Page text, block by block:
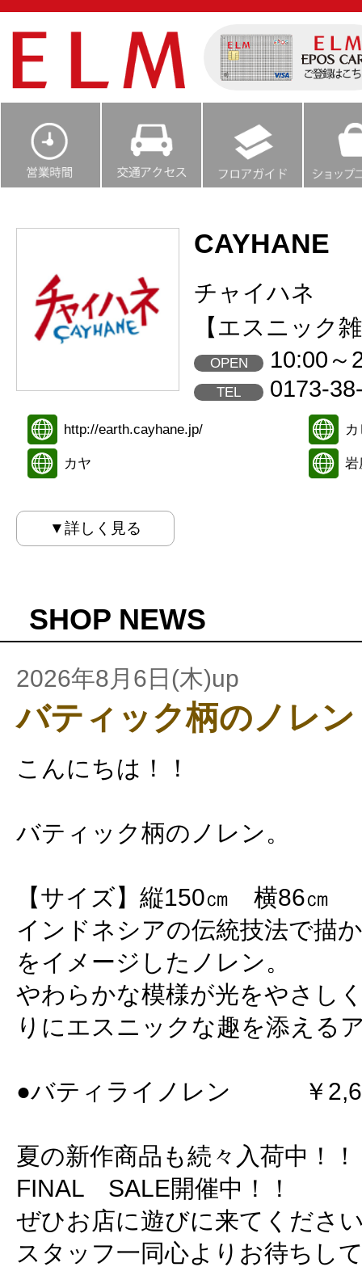
CAYHANE
チャイハネ
【エスニック
OPEN 10:00～
TEL 0173-
http://earth.cayhane.jp/
カヤ 岩
▼詳しく見る
SHOP NEWS
2026年8月6日(木)up
バティック柄のノレン
こんにちは！！
バティック柄のノレン。
【サイズ】縦150㎝ 横86㎝
インドネシアの伝統技法で描
をイメージしたノレン。
やわらかな模様が光をやさし
りにエスニックな趣を添える
●バティライノレン ￥
夏の新作商品も続々入荷中！！
FINAL SALE開催中！！
ぜひお店に遊びに来てくださ
スタッフ一同心よりお待ちし